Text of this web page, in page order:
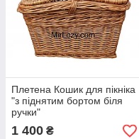
Плетена Кошик для пікніка
"з піднятим бортом біля
ручки"
1 400 ₴